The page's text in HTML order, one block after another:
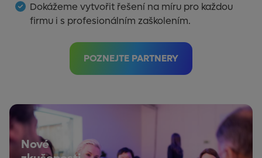
Dokážeme vytvořit řešení na míru pro každou
firmu i s profesionálním zaškolením.
POZNEJTE PARTNERY
Nové